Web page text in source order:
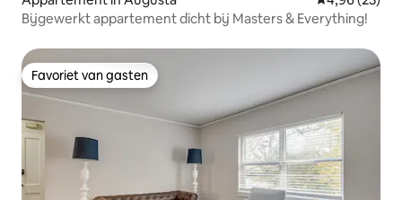
Bijgewerkt appartement dicht bij Masters & Everything!
Favoriet van gasten
Favoriet van gasten